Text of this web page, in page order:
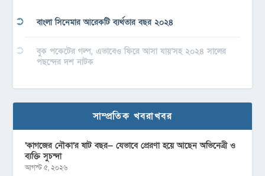
বাংলা সিনেমার আরেকটি ব্যর্থতার বছর ২০২৪
বুক পকেটের গল্প, এভাবেও ফিরে আসা যায়’সহ ২০২৪ সালের
পছন্দের দশ নাটক
সাম্প্রতিক খবরাখবর
‘কাগজের নৌকা’র ষাট বছর— যেভাবে প্রেরণা হয়ে আছেন অভিনেত্রী ও
ব্যক্তি সুচন্দা
আগস্ট ৫, ২০২৬